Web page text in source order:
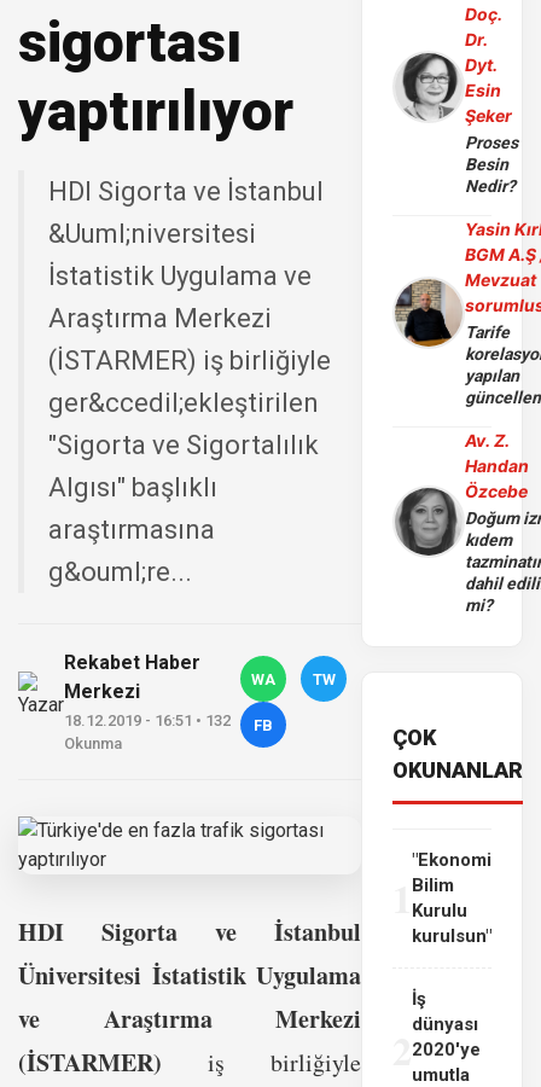
sigortası
yaptırılıyor
HDI Sigorta ve İstanbul
&Uuml;niversitesi
İstatistik Uygulama ve
Araştırma Merkezi
(İSTARMER) iş birliğiyle
ger&ccedil;ekleştirilen
"Sigorta ve Sigortalılık
Algısı" başlıklı
araştırmasına
g&ouml;re...
Rekabet Haber
Merkezi
18.12.2019 - 16:51 • 132
Okunma
WA TW
FB
HDI Sigorta ve İstanbul
Üniversitesi İstatistik Uygulama
ve Araştırma Merkezi
(İSTARMER) iş birliğiyle
Doç.
Dr.
Dyt.
Esin
Şeker
Proses
Besin
Nedir?
Yasin
BGM A.Ş
Mevzuat
Tarife
yapılan
Av. Z.
Handan
Özcebe
Doğum
kıdem
dahil
mi?
ÇOK
OKUNANLAR
"Ekonomi
Bilim
Kurulu
kurulsun"
İş
dünyası
2020'ye
umutla